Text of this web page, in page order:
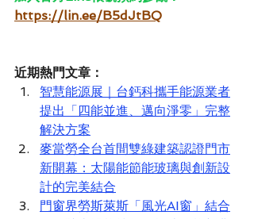
https://lin.ee/B5dJtBQ
近期熱門文章：
智慧能源展｜台鈣科攜手能源業者
提出「四能並進、邁向淨零」完整
解決方案
麥當勞全台首間雙綠建築認證門市
新開幕：太陽能節能玻璃與創新設
計的完美結合
門窗界勞斯萊斯「風光AI窗」結合